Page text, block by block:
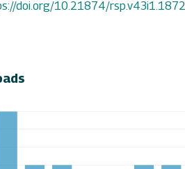
doi.org/10.21874/rsp.v43i1.1872